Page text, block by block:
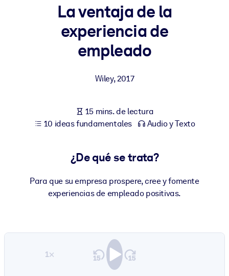
Para LMS/LXP
Integre conocimientos verificados y breves en su LMS/LXP para
Para bibliotecas corporativas
empresariales confiables y listos para usar.
Para sistemas de IA
estructurados para mejorar los resultados.
La ventaja de la
experiencia de
empleado
Wiley,2017
15 mins. de lectura
10 ideas fundamentales
Audio y Texto
¿De qué se trata?
Para que su empresa prospere, cree y fomente
experiencias de empleado positivas.
1×